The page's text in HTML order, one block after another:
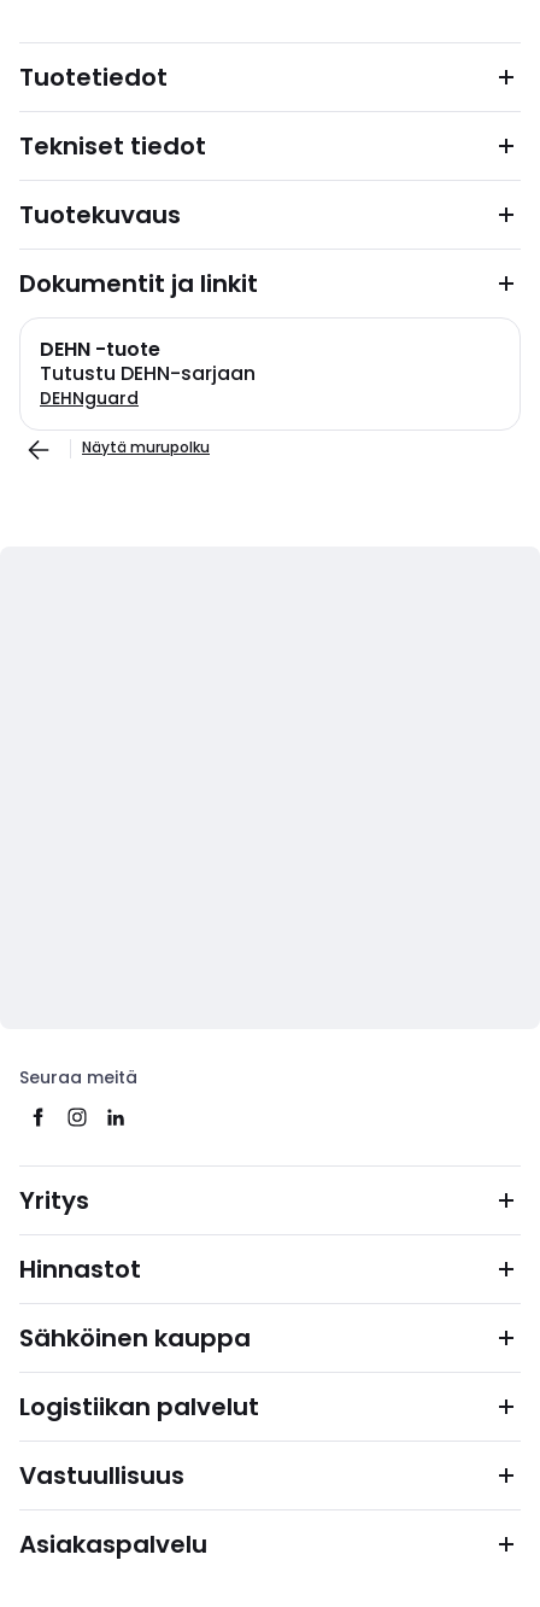
Tuotetiedot
Tekniset tiedot
Tuotekuvaus
Dokumentit ja linkit
DEHN -tuote
Tutustu DEHN-sarjaan
DEHNguard
Näytä murupolku
Seuraa meitä
Yritys
Hinnastot
Sähköinen kauppa
Logistiikan palvelut
Vastuullisuus
Asiakaspalvelu